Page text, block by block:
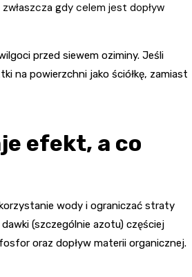
gdy celem jest dopływ
przed siewem oziminy. Jeśli
na powierzchni jako ściółkę, zamiast
efekt, a co
wody i ograniczać straty
(szczególnie azotu) częściej
oraz dopływ materii organicznej.